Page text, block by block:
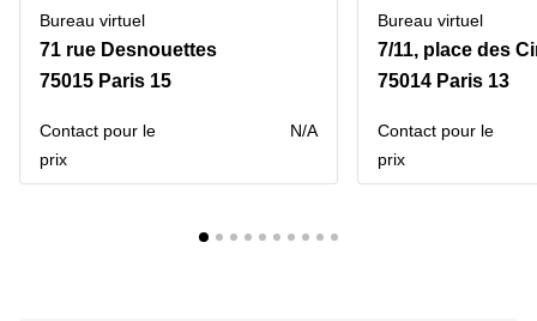
Bureau virtuel
71 rue Desnouettes
75015 Paris 15
Contact pour le
prix
N/A
Bureau virtuel
75014 Paris 13
Contact pour le
prix